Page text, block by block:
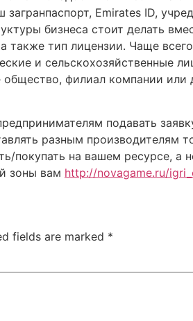
Emirates ID,
бизнеса стоит делать
также тип лицензии. Чаще
и сельскохозяйственные
общество, филиал компании
подавать
разным производителям
покупать на вашем ресурсе,
зоны вам http://novagame.ru/
fields are marked *